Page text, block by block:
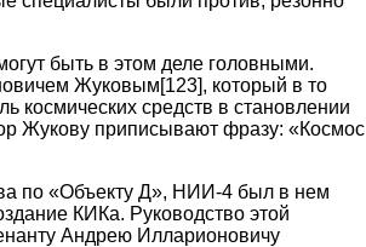
быть в этом деле головными.
Жуковым[123], который в то
космических средств в становлении
Жукову приписывают фразу: «Космос
по «Объекту Д», НИИ-4 был в нем
КИКа. Руководство этой
Андрею Илларионовичу